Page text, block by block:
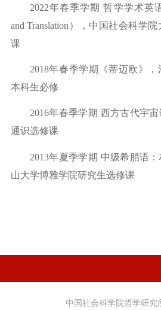
2022年春季学期 哲学学术英
and Translation），中国社会科学
课
2018年春季学期《蒂迈欧》
本科生必修
2016年春季学期 西方古代宇
通识选修课
2013年夏季学期 中级希腊语
山大学博雅学院研究生选修课
中国社会科学院哲学研究